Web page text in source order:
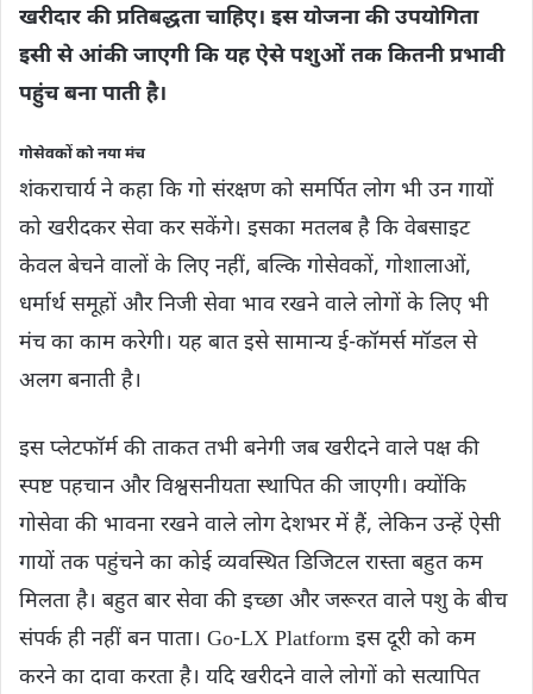
खरीदार की प्रतिबद्धता चाहिए। इस योजना की उपयोगिता
इसी से आंकी जाएगी कि यह ऐसे पशुओं तक कितनी प्रभावी
पहुंच बना पाती है।
गोसेवकों को नया मंच
शंकराचार्य ने कहा कि गो संरक्षण को समर्पित लोग भी उन गायों
को खरीदकर सेवा कर सकेंगे। इसका मतलब है कि वेबसाइट
केवल बेचने वालों के लिए नहीं, बल्कि गोसेवकों, गोशालाओं,
धर्मार्थ समूहों और निजी सेवा भाव रखने वाले लोगों के लिए भी
मंच का काम करेगी। यह बात इसे सामान्य ई-कॉमर्स मॉडल से
अलग बनाती है।
इस प्लेटफॉर्म की ताकत तभी बनेगी जब खरीदने वाले पक्ष की
स्पष्ट पहचान और विश्वसनीयता स्थापित की जाएगी। क्योंकि
गोसेवा की भावना रखने वाले लोग देशभर में हैं, लेकिन उन्हें ऐसी
गायों तक पहुंचने का कोई व्यवस्थित डिजिटल रास्ता बहुत कम
मिलता है। बहुत बार सेवा की इच्छा और जरूरत वाले पशु के बीच
संपर्क ही नहीं बन पाता। Go-LX Platform इस दूरी को कम
करने का दावा करता है। यदि खरीदने वाले लोगों को सत्यापित